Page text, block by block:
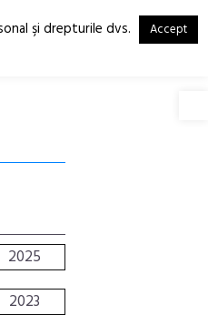
EN
2025
2023
şi drepturile dvs. Accept